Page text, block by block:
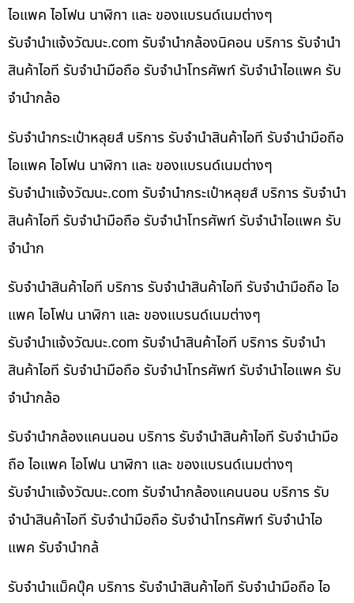
ไอแพค ไอโฟน นาฬิกา และ ของแบรนด์เนมต่างๆ
รับจํานําแจ้งวัฒนะ.com รับจำนำกล้องนิคอน บริการ รับจำนำ
สินค้าไอที รับจำนำมือถือ รับจำนำโทรศัพท์ รับจำนำไอแพค รับ
จำนำกล้อ
รับจำนำกระเป๋าหลุยส์ บริการ รับจำนำสินค้าไอที รับจำนำมือถือ
ไอแพค ไอโฟน นาฬิกา และ ของแบรนด์เนมต่างๆ
รับจํานําแจ้งวัฒนะ.com รับจำนำกระเป๋าหลุยส์ บริการ รับจำนำ
สินค้าไอที รับจำนำมือถือ รับจำนำโทรศัพท์ รับจำนำไอแพค รับ
จำนำก
รับจำนำสินค้าไอที บริการ รับจำนำสินค้าไอที รับจำนำมือถือ ไอ
แพค ไอโฟน นาฬิกา และ ของแบรนด์เนมต่างๆ
รับจํานําแจ้งวัฒนะ.com รับจำนำสินค้าไอที บริการ รับจำนำ
สินค้าไอที รับจำนำมือถือ รับจำนำโทรศัพท์ รับจำนำไอแพค รับ
จำนำกล้อ
รับจำนำกล้องแคนนอน บริการ รับจำนำสินค้าไอที รับจำนำมือ
ถือ ไอแพค ไอโฟน นาฬิกา และ ของแบรนด์เนมต่างๆ
รับจํานําแจ้งวัฒนะ.com รับจำนำกล้องแคนนอน บริการ รับ
จำนำสินค้าไอที รับจำนำมือถือ รับจำนำโทรศัพท์ รับจำนำไอ
แพค รับจำนำกล้
รับจำนำแม็คบุ๊ค บริการ รับจำนำสินค้าไอที รับจำนำมือถือ ไอ